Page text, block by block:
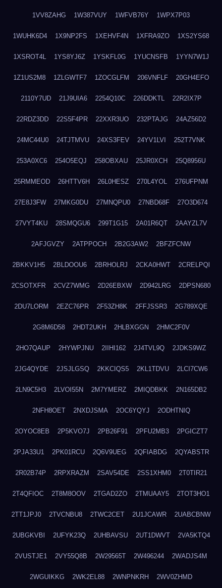
1VV8ZAHG 1W387VUY 1WFVB76Y 1WPX7P03
1WUHK6D4 1X9NP2FS 1XEHVF4N 1XFRA9ZO 1XS2YS68
1XSROT4L 1YS8YJ6Z 1YSKFL0G 1YUCNSFB 1YYN7W1J
1Z1US2M8 1ZLGWTF7 1ZOCGLFM 206VNFLF 20GH4EFO
2110Y7UD 21J9UIA6 2254Q10C 226DDKTL 22R2IX7P
22RDZ3DD 22S5F4PR 22XXR3UO 232PTAJG 24AZ56D2
24MC44U0 24TJTMVU 24XS3FEV 24YV1LVI 252T7VNK
253A0XC6 254O5EQJ 258OBXAU 25JR0XCH 25Q8956U
25RMMEOD 26HTTV6H 26L0HESZ 270L4YOL 276UFPNM
27E8J3FW 27MKG0DU 27MNQPU0 27NBD68F 27O3D674
27VYT4KU 28SMQGU6 299T1G15 2A01R6QT 2AAYZL7V
2AFJGVZY 2ATPPOCH 2B2G3AW2 2BFZFCNW
2BKKV1H5 2BLDOOU6 2BRHOLRJ 2CKA0HWT 2CRELPQI
2CSOTXFR 2CVZ7WMG 2D26EBXW 2D942LRG 2DPSN680
2DU7LORM 2EZC76PR 2F53ZH8K 2FFJSSR3 2G789XQE
2G8M6D58 2HDT2UKH 2HLBXGGN 2HMC2F0V
2HO7QAUP 2HYWPJNU 2IIHI162 2J4TVL9Q 2JDKS9WZ
2JG4QYDE 2JSJLGSQ 2KKCIQS5 2KL1TDVU 2LCI7CW6
2LN9C5H3 2LVOI55N 2M7YMERZ 2MIQDBKK 2N165DB2
2NFH8OET 2NXDJSMA 2OC6YQYJ 2ODHTNIQ
2OYOC8EB 2P5KVO7J 2PB26F91 2PFU2MB3 2PGICZT7
2PJA33U1 2PK01RCU 2Q6V9UEG 2QFIABDG 2QYABSTR
2R02B74P 2RPXRAZM 2SAV54DE 2SS1XHM0 2T0TIR21
2T4QFIOC 2T8M8OOV 2TGAD2ZO 2TMUAAY5 2TOT3HO1
2TT1JPJ0 2TVCNBU8 2TWC2CET 2U1JCAWR 2UABCBNW
2UBGKVBI 2UFYK23Q 2UHBAVSU 2UT1DWVT 2VA5KTQ4
2VUSTJE1 2VY55Q8B 2W29565T 2W496244 2WADJS4M
2WGUIKKG 2WK2EL88 2WNPNKRH 2WV0ZHMD